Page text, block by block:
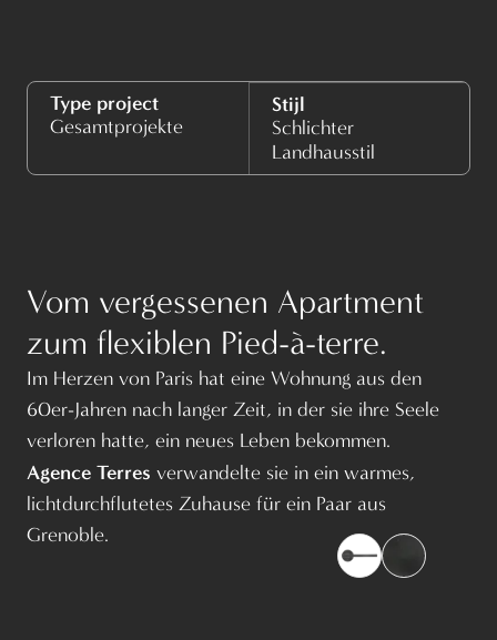
Type project
Gesamtprojekte
Stijl
Schlichter
Landhausstil
Vom vergessenen Apartment
zum flexiblen Pied-à-terre.
Im Herzen von Paris hat eine Wohnung aus den
60er-Jahren nach langer Zeit, in der sie ihre Seele
verloren hatte, ein neues Leben bekommen.
Agence Terres verwandelte sie in ein warmes,
lichtdurchflutetes Zuhause für ein Paar aus
Grenoble.